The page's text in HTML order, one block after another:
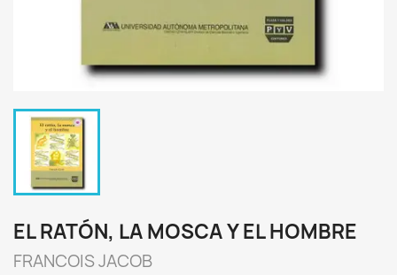
EL RATÓN, LA MOSCA Y EL HOMBRE
FRANCOIS JACOB